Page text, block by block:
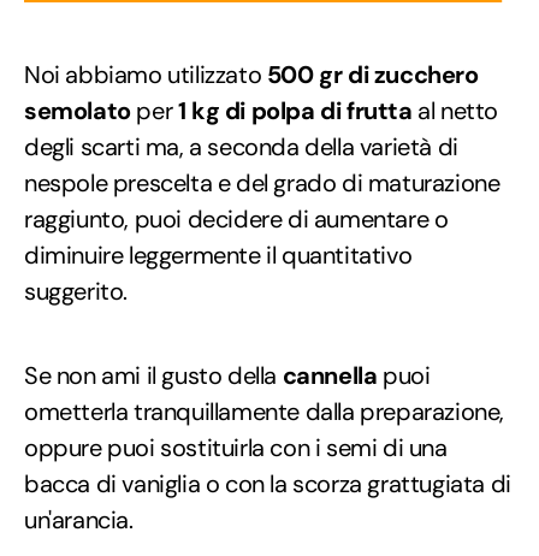
Noi abbiamo utilizzato 500 gr di zucchero
semolatoper1 kg di polpa di frutta al netto
degli scarti ma, a seconda della varietà di
nespole prescelta e del grado di maturazione
raggiunto, puoi decidere di aumentare o
diminuire leggermente il quantitativo
suggerito.
Se non ami il gusto della cannella puoi
ometterla tranquillamente dalla preparazione,
oppure puoi sostituirla con i semi di una
bacca di vaniglia o con la scorza grattugiata di
un'arancia.